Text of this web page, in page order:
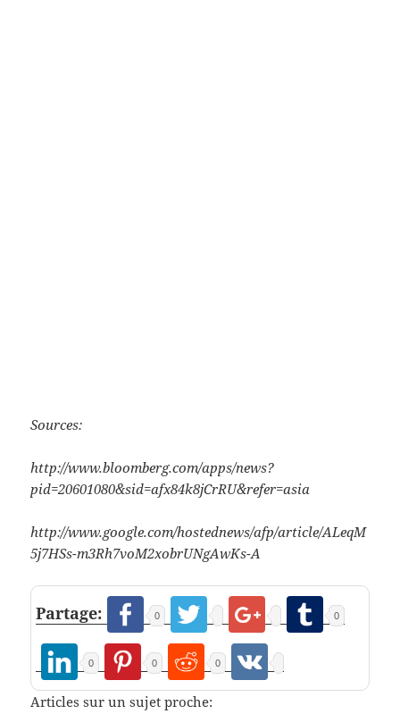
Sources:
http://www.bloomberg.com/apps/news?
pid=20601080&sid=afx84k8jCrRU&refer=asia
http://www.google.com/hostednews/afp/article/ALeqM
5j7HSs-m3Rh7voM2xobrUNgAwKs-A
Partage: 0 0
0 0 0
Articles sur un sujet proche: